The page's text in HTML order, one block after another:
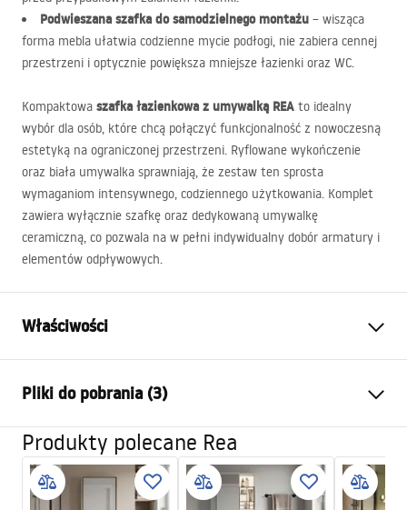
Podwieszana szafka do samodzielnego montażu – wisząca
forma mebla ułatwia codzienne mycie podłogi, nie zabiera cennej
przestrzeni i optycznie powiększa mniejsze łazienki oraz WC.
Kompaktowa szafka łazienkowa z umywalką REA to idealny
wybór dla osób, które chcą połączyć funkcjonalność z nowoczesną
estetyką na ograniczonej przestrzeni. Ryflowane wykończenie
oraz biała umywalka sprawniają, że zestaw ten sprosta
wymaganiom intensywnego, codziennego użytkowania. Komplet
zawiera wyłącznie szafkę oraz dedykowaną umywalkę
ceramiczną, co pozwala na w pełni indywidualny dobór armatury i
elementów odpływowych.
Właściwości
Sposób montażu:
Materiał:
Sklejka
Wysokość (mm):
425mm
Szerokość (mm):
505
mm
Pliki do pobrania (3)
Warunki gwarancji
Warranty_Terms_and_Conditions_-_Furniture_-
Produkty polecane Rea